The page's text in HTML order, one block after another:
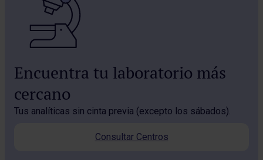
Encuentra tu laboratorio más
cercano
Tus analíticas sin cinta previa (excepto los sábados).
Consultar Centros